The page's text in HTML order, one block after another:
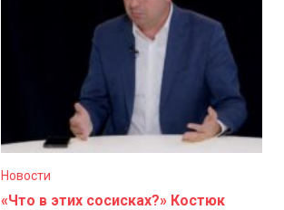
Новости
«Что в этих сосисках?» Костюк